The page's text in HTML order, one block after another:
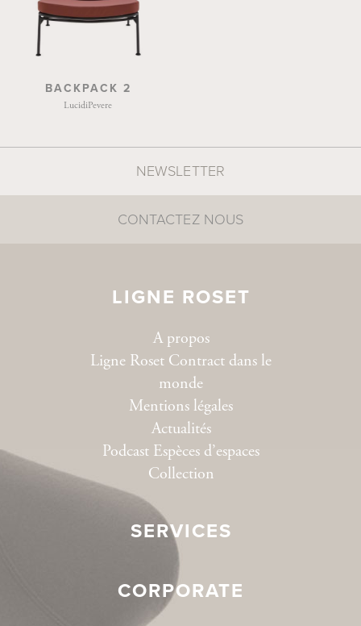
BACKPACK 2
LucidiPevere
LIGNE ROSET
A propos
Ligne Roset Contract dans le
monde
Mentions légales
Actualités
Podcast Espèces d’espaces
Collection
SERVICES
CORPORATE
NEWSLETTER
CONTACTEZ NOUS